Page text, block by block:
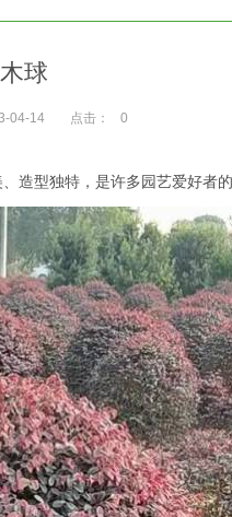
球
04-14 点击： 0
造型独特，是许多园艺爱好者